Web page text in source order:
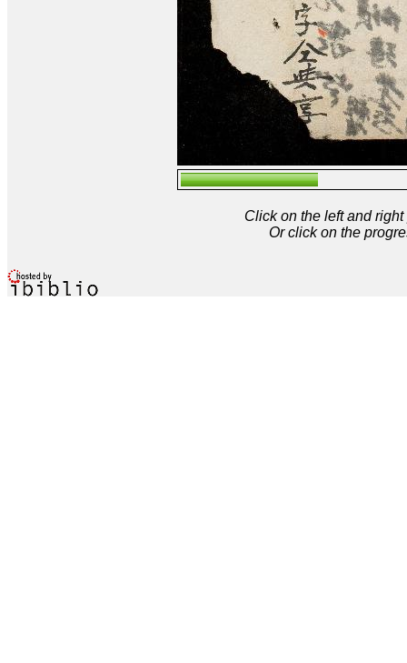
Click on the left and
Or click on the